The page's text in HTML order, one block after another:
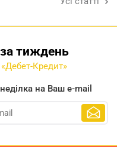
тиждень
«Дебет-Кредит»
на Ваш e-mail